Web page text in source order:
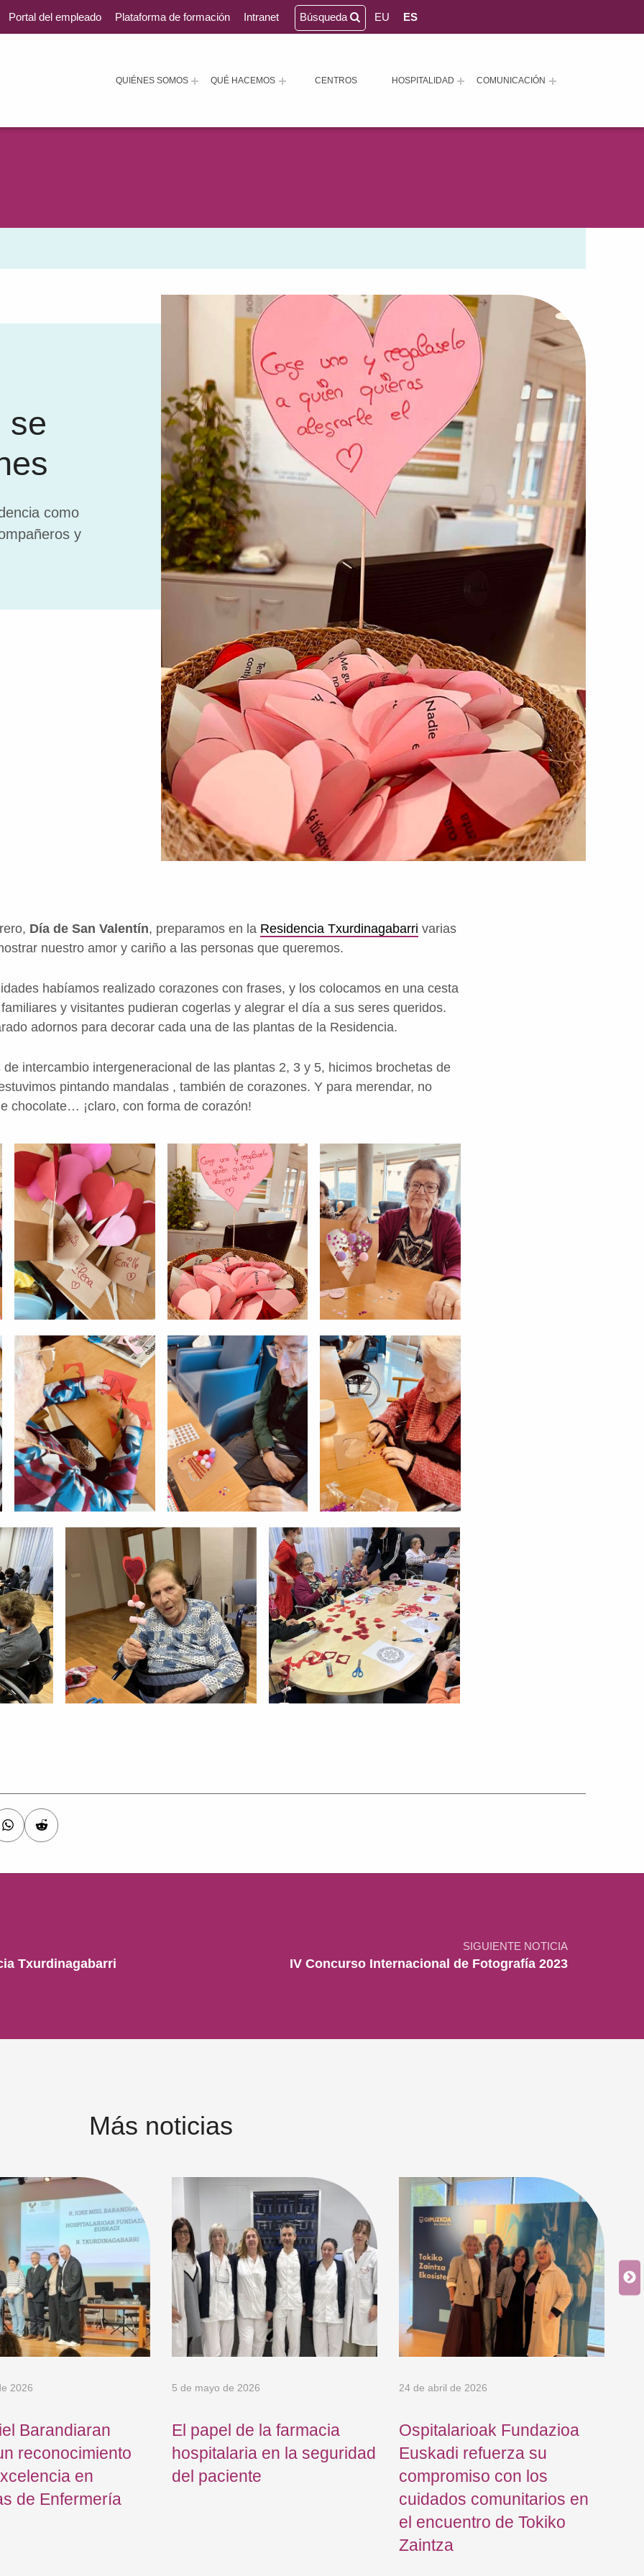
QUIÉNES SOMOS QUÉ HACEMOS CENTROS HOSPITALIDAD COMUNICACIÓN
Portal del empleado Plataforma de formación Intranet Búsqueda EU ES
se
como
y
Día de San Valentín, preparamos en la Residencia Txurdinagabarri varias
nuestro amor y cariño a las personas que queremos.
habíamos realizado corazones con frases, y los colocamos en una cesta
y visitantes pudieran cogerlas y alegrar el día a sus seres queridos.
adornos para decorar cada una de las plantas de la Residencia.
intercambio intergeneracional de las plantas 2, 3 y 5, hicimos brochetas de
pintando mandalas , también de corazones. Y para merendar, no
chocolate… ¡claro, con forma de corazón!
Txurdinagabarri
SIGUIENTE NOTICIA
IV Concurso Internacional de Fotografía 2023
Más noticias
2026
Barandiaran
reconocimiento
en
de Enfermería
5 de mayo de 2026
El papel de la farmacia
hospitalaria en la seguridad
del paciente
24 de abril de 2026
Ospitalarioak Fundazioa
Euskadi refuerza su
compromiso con los
cuidados comunitarios en
el encuentro de Tokiko
Zaintza